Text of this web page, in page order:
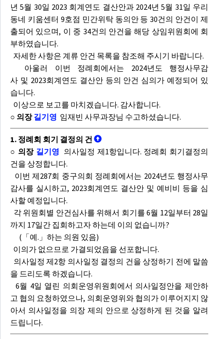
년 5월 30일 2023 회계연도 결산안과 2024년 5월 31일 우리
동네 키움센터 9호점 민간위탁 동의안 등 30건의 안건이 제
출되어 있으며, 이 중 34건의 안건을 해당 상임위원회에 회
부하였습니다.
자세한 사항은 계류 안건 목록을 참조해 주시기 바랍니다.
아울러 이번 정례회에서는 2024년도 행정사무감
사 및 2023회계연도 결산안 등의 안건 심의가 예정되어 있
습니다.
이상으로 보고를 마치겠습니다. 감사합니다.
○ 의장길기영 임재빈 사무과장님 수고하셨습니다.
1. 정례회 회기 결정의 건
○ 의장 길기영 의사일정 제1항입니다. 정례회 회기결정의
건을 상정합니다.
이번 제287회 중구의회 정례회에서는 2024년도 행정사무
감사를 실시하고, 2023회계연도 결산안 및 예비비 등을 심
사할 예정입니다.
각 위원회별 안건심사를 위해서 회기를 6월 12일부터 28일
까지 17일간 집회하고자 하는데 이의 없습니까?
(「예.」하는 의원 있음)
이의가 없으므로 가결되었음을 선포합니다.
의사일정 제2항 의사일정 결정의 건을 상정하기 전에 말씀
을 드리도록 하겠습니다.
6월 4일 열린 의회운영위원회에서 의사일정안을 제안하
고 협의 요청하였으나, 의회운영위와 협의가 이루어지지 않
아서 의사일정을 의장 제의 안으로 상정하게 된 것을 알려
드립니다.